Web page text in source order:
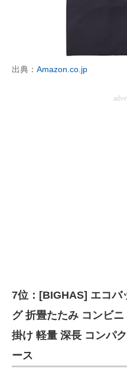
出典： Amazon.co.jp
7位：[BIGHAS] エコバ
グ 折畳たたみ コンビ
掛け 軽量 深長 コンパ
ース